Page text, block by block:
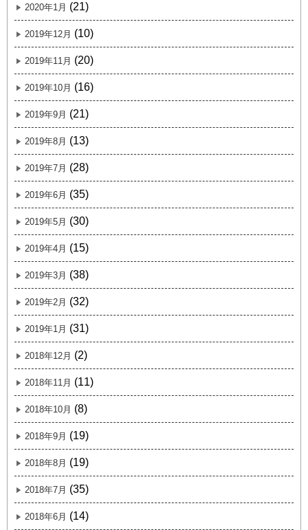
2020年1月 (21)
2019年12月 (10)
2019年11月 (20)
2019年10月 (16)
2019年9月 (21)
2019年8月 (13)
2019年7月 (28)
2019年6月 (35)
2019年5月 (30)
2019年4月 (15)
2019年3月 (38)
2019年2月 (32)
2019年1月 (31)
2018年12月 (2)
2018年11月 (11)
2018年10月 (8)
2018年9月 (19)
2018年8月 (19)
2018年7月 (35)
2018年6月 (14)